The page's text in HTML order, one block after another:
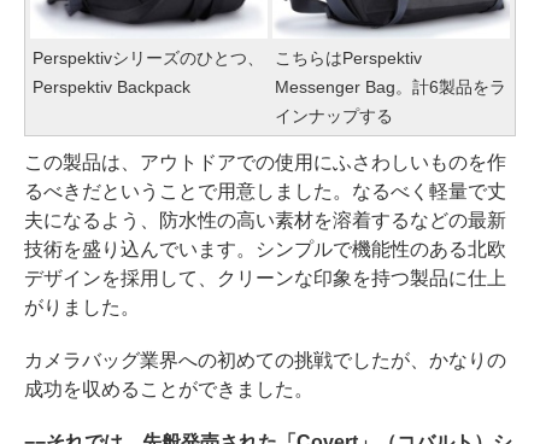
Perspektivシリーズのひとつ、
Perspektiv Backpack
こちらはPerspektiv
Messenger Bag。計6製品をラ
インナップする
この製品は、アウトドアでの使用にふさわしいものを作
るべきだということで用意しました。なるべく軽量で丈
夫になるよう、防水性の高い素材を溶着するなどの最新
技術を盛り込んでいます。シンプルで機能性のある北欧
デザインを採用して、クリーンな印象を持つ製品に仕上
がりました。
カメラバッグ業界への初めての挑戦でしたが、かなりの
成功を収めることができました。